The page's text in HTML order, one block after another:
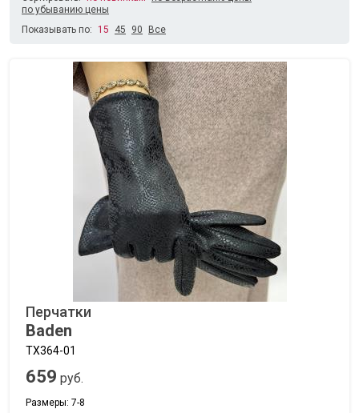
по убыванию цены
Показывать по:
15 45 90 Все
Перчатки
Baden
TX364-01
659 руб.
Размеры: 7-8